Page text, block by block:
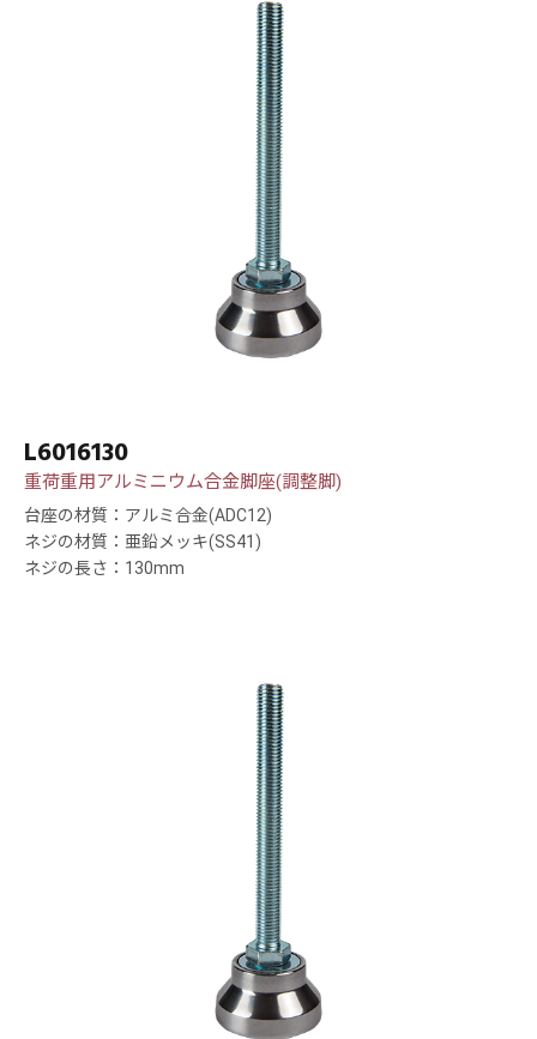
L6016130
重荷重用アルミニウム合金脚座(調整脚)
台座の材質：アルミ合金(ADC12)
ネジの材質：亜鉛メッキ(SS41)
ネジの長さ：130mm